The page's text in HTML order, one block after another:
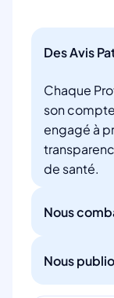
Des Avis
Chaque
son
engagé à
de santé.
Nous
Nous